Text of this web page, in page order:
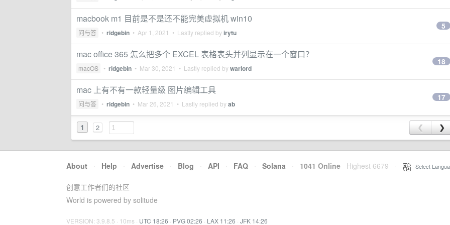
macbook m1 目前是不是还不能完美虚拟机 win10
问与答 • ridgebin • Apr 1, 2021 • Lastly replied byirytu
5
mac office 365 怎么把多个 EXCEL 表格表头并列显示在一个窗口？
macOS • ridgebin • Mar 30, 2021 • Lastly replied bywarlord
18
mac 上有不有一款轻量级 图片编辑工具
问与答 • ridgebin • Mar 26, 2021 • Lastly replied byab
17
1 2 ❮ ❯
About · Help · Advertise · Blog · API · FAQ · Solana · 1041 Online Highest 6679 Select
创意工作者们的社区
World is powered by solitude
VERSION: 3.9.8.5 · 10ms · UTC 18:26 · PVG 02:26 · LAX 11:26 · JFK 14:26